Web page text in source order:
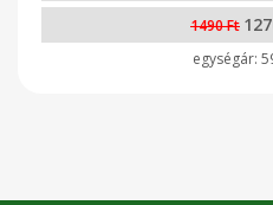
1490 Ft